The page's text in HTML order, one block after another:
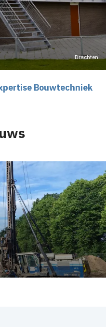
Drachten
Bouwtechniek